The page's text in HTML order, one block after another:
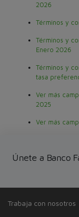
2026
Términos y
Términos y
Enero 2026
Términos y
tasa
Ver más
2025
Ver más
Únete a Banco
SOBRE
Trabaja con nosotros